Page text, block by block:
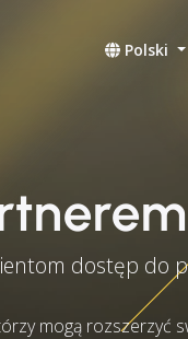
Polski
dostęp do
mogą rozszerzyć